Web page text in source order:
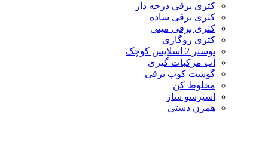
کتری برقی درجه دار
کتری برقی ساده
کتری برقی مینی
کتری روگازی
توستر 2 اسلایس کوچک
آب مرکبات گیری
گوشت کوب برقی
مخلوط کن
اسپرسو ساز
همزن دستی